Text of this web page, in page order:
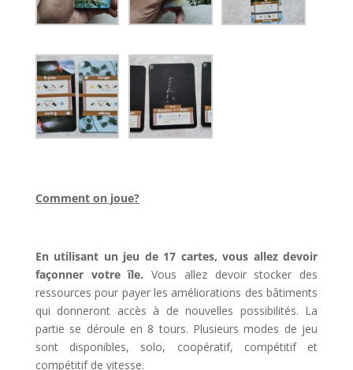
Comment on joue?
En utilisant un jeu de 17 cartes, vous allez devoir
façonner votre île. Vous allez devoir stocker des
ressources pour payer les améliorations des bâtiments
qui donneront accès à de nouvelles possibilités. La
partie se déroule en 8 tours. Plusieurs modes de jeu
sont disponibles, solo, coopératif, compétitif et
compétitif de vitesse.